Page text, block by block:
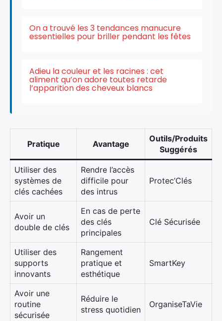
On a trouvé les 3 tendances manucure
essentielles pour briller pendant les fêtes
Adieu la couleur et les racines : cet
aliment qu’on adore toutes retarde
l’apparition des cheveux blancs
Pratique Avantage
Outils/Produits
Suggérés
Utiliser des
systèmes de
clés cachées
Rendre l’accès
difficile pour
des intrus
Protec’Clés
Avoir un
double de clés
En cas de perte
des clés
principales
Clé Sécurisée
Utiliser des
supports
innovants
Rangement
pratique et
esthétique
SmartKey
Avoir une
routine
sécurisée
Réduire le
stress quotidien
OrganiseTaVie